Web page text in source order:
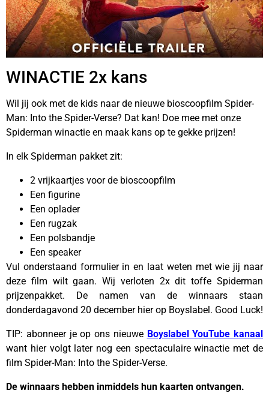
WINACTIE 2x kans
Wil jij ook met de kids naar de nieuwe bioscoopfilm Spider-
Man: Into the Spider-Verse? Dat kan! Doe mee met onze
Spiderman winactie en maak kans op te gekke prijzen!
In elk Spiderman pakket zit:
2 vrijkaartjes voor de bioscoopfilm
Een figurine
Een oplader
Een rugzak
Een polsbandje
Een speaker
Vul onderstaand formulier in en laat weten met wie jij naar
deze film wilt gaan. Wij verloten 2x dit toffe Spiderman
prijzenpakket. De namen van de winnaars staan
donderdagavond 20 december hier op Boyslabel. Good Luck!
TIP: abonneer je op ons nieuwe Boyslabel YouTube kanaal
want hier volgt later nog een spectaculaire winactie met de
film Spider-Man: Into the Spider-Verse.
De winnaars hebben inmiddels hun kaarten ontvangen.